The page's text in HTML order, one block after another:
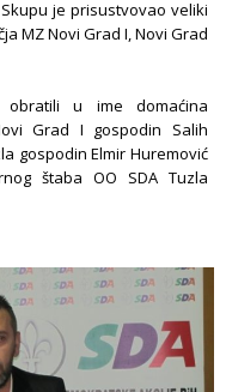
je prisustvovao veliki
MZ Novi Grad I, Novi Grad
u ime domaćina
Grad I gospodin Salih
gospodin Elmir Huremović
štaba OO SDA Tuzla